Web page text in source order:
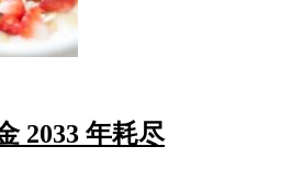
2033 年耗尽